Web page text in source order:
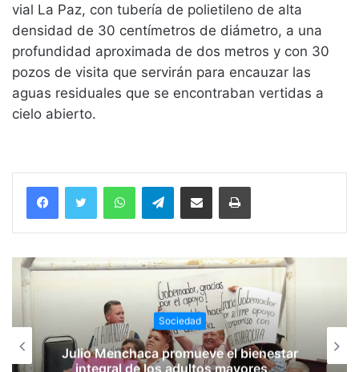
vial La Paz, con tubería de polietileno de alta
densidad de 30 centímetros de diámetro, a una
profundidad aproximada de dos metros y con 30
pozos de visita que servirán para encauzar las
aguas residuales que se encontraban vertidas a
cielo abierto.
WhatsAppTelegramCompartir vía email Imprimir
Sociedad
Julio Menchaca promueve el bienestar
integral de los adultos mayores